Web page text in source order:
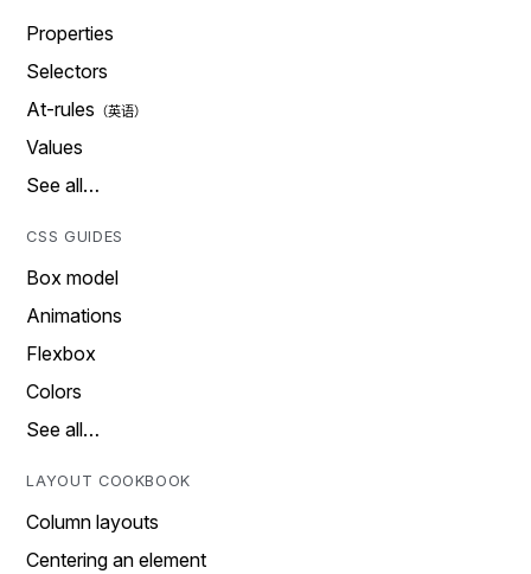
Properties
Selectors
At-rules
Values
See all…
CSS GUIDES
Box model
Animations
Flexbox
Colors
See all…
LAYOUT COOKBOOK
Column layouts
Centering an element